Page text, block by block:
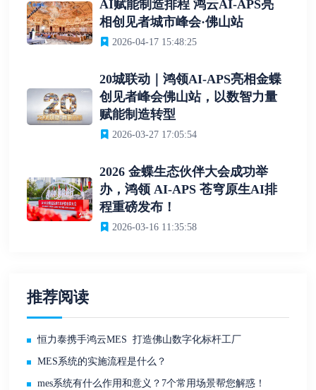
AI赋能制造排程 鸿云AI-APS亮
相创见者城市峰会·佛山站
2026-04-17 15:48:25
20城联动｜鸿领AI-APS亮相金蝶
创见者峰会佛山站，以数智力量
赋能制造转型
2026-03-27 17:05:54
2026 金蝶生态伙伴大会成功举
办，鸿领 AI-APS 苍穹原生AI排
程重磅发布！
2026-03-16 11:35:58
推荐阅读
恒力泰携手鸿云MES 打造佛山数字化标杆工厂
MES系统的实施流程是什么？
mes系统有什么作用和意义？7个常用场景帮您解惑！